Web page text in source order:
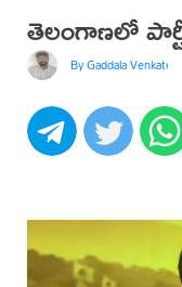
తెలంగాణలో
By Gaddala